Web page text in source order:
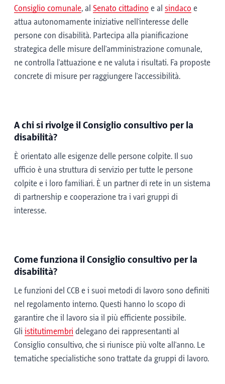
Consiglio comunale, al Senato cittadino e al sindaco e
attua autonomamente iniziative nell'interesse delle
persone con disabilità. Partecipa alla pianificazione
strategica delle misure dell'amministrazione comunale,
ne controlla l'attuazione e ne valuta i risultati. Fa proposte
concrete di misure per raggiungere l'accessibilità.
A chi si rivolge il Consiglio consultivo per la
disabilità?
È orientato alle esigenze delle persone colpite. Il suo
ufficio è una struttura di servizio per tutte le persone
colpite e i loro familiari. È un partner di rete in un sistema
di partnership e cooperazione tra i vari gruppi di
interesse.
Come funziona il Consiglio consultivo per la
disabilità?
Le funzioni del CCB e i suoi metodi di lavoro sono definiti
nel regolamento interno. Questi hanno lo scopo di
garantire che il lavoro sia il più efficiente possibile.
Gli istitutimembri delegano dei rappresentanti al
Consiglio consultivo, che si riunisce più volte all'anno. Le
tematiche specialistiche sono trattate da gruppi di lavoro.